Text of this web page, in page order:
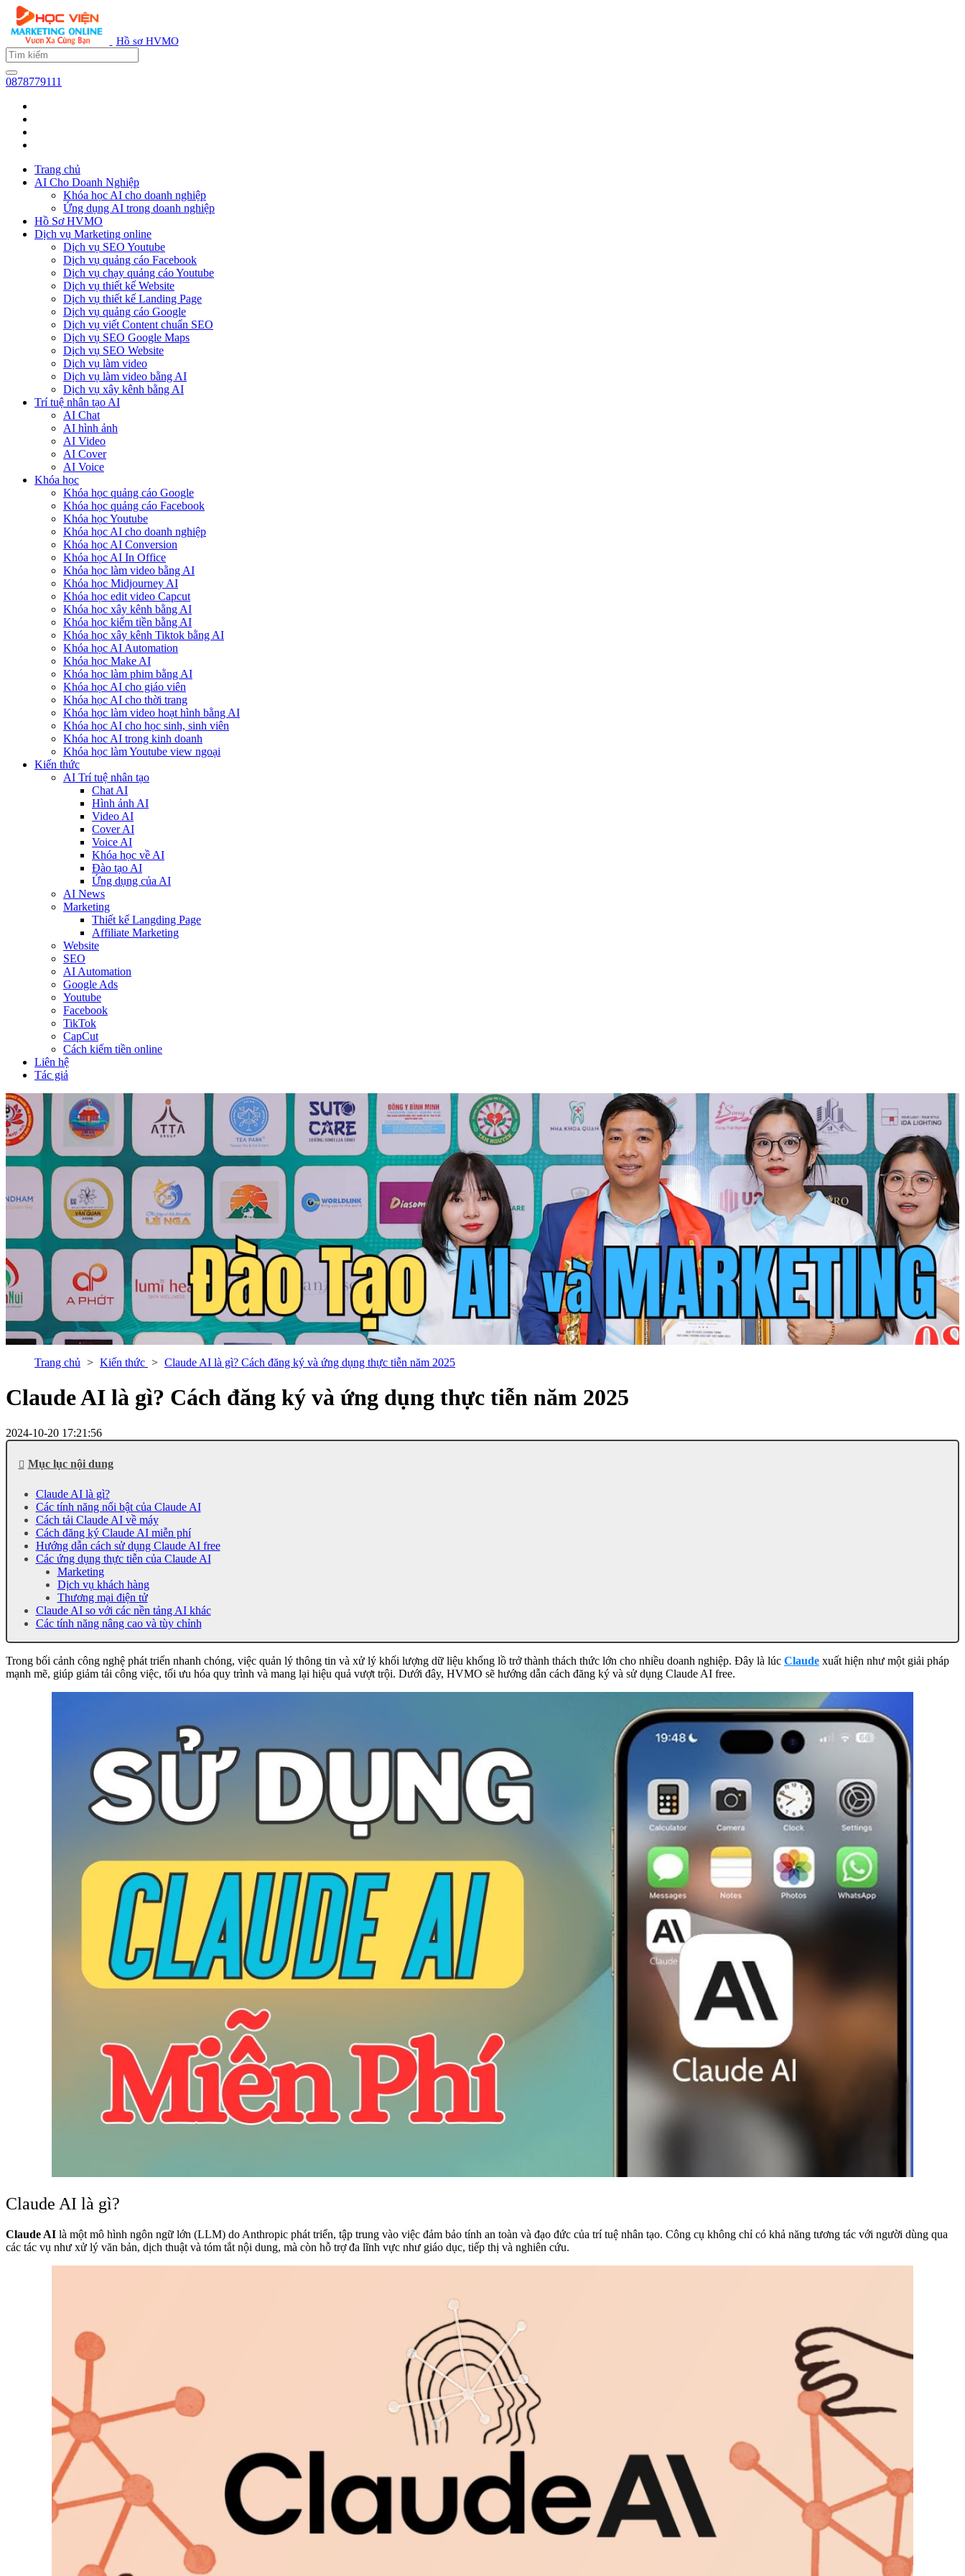
Hồ sơ HVMO
0878779111
Trang chủ
AI Cho Doanh Nghiệp
Khóa học AI cho doanh nghiệp
Ứng dụng AI trong doanh nghiệp
Hồ Sơ HVMO
Dịch vụ Marketing online
Dịch vụ SEO Youtube
Dịch vụ quảng cáo Facebook
Dịch vụ chạy quảng cáo Youtube
Dịch vụ thiết kế Website
Dịch vụ thiết kế Landing Page
Dịch vụ quảng cáo Google
Dịch vụ viết Content chuẩn SEO
Dịch vụ SEO Google Maps
Dịch vụ SEO Website
Dịch vụ làm video
Dịch vụ làm video bằng AI
Dịch vụ xây kênh bằng AI
Trí tuệ nhân tạo AI
AI Chat
AI hình ảnh
AI Video
AI Cover
AI Voice
Khóa học
Khóa học quảng cáo Google
Khóa học quảng cáo Facebook
Khóa học Youtube
Khóa học AI cho doanh nghiệp
Khóa học AI Conversion
Khóa học AI In Office
Khóa học làm video bằng AI
Khóa học Midjourney AI
Khóa học edit video Capcut
Khóa học xây kênh bằng AI
Khóa học kiếm tiền bằng AI
Khóa học xây kênh Tiktok bằng AI
Khóa học AI Automation
Khóa học Make AI
Khóa học làm phim bằng AI
Khóa học AI cho giáo viên
Khóa học AI cho thời trang
Khóa học làm video hoạt hình bằng AI
Khóa học AI cho học sinh, sinh viên
Khóa hoc AI trong kinh doanh
Khóa học làm Youtube view ngoại
Kiến thức
AI Trí tuệ nhân tạo
Chat AI
Hình ảnh AI
Video AI
Cover AI
Voice AI
Khóa học về AI
Đào tạo AI
Ứng dụng của AI
AI News
Marketing
Thiết kế Langding Page
Affiliate Marketing
Website
SEO
AI Automation
Google Ads
Youtube
Facebook
TikTok
CapCut
Cách kiếm tiền online
Liên hệ
Tác giả
Trang chủ Kiến thức Claude AI là gì? Cách đăng ký và ứng dụng thực tiễn năm 2025
Claude AI là gì? Cách đăng ký và ứng dụng thực tiễn năm 2025
2024-10-20 17:21:56
Mục lục nội dung
Claude AI là gì?
Các tính năng nổi bật của Claude AI
Cách tải Claude AI về máy
Cách đăng ký Claude AI miễn phí
Hướng dẫn cách sử dụng Claude AI free
Các ứng dụng thực tiễn của Claude AI
Marketing
Dịch vụ khách hàng
Thương mại điện tử
Claude AI so với các nền tảng AI khác
Các tính năng nâng cao và tùy chỉnh
Trong bối cảnh công nghệ phát triển nhanh chóng, việc quản lý thông tin và xử lý khối lượng dữ liệu khổng lồ trở thành thách thức lớn cho nhiều doanh nghiệp. Đây là lúc Claude xuất hiện như một giải pháp
mạnh mẽ, giúp giảm tải công việc, tối ưu hóa quy trình và mang lại hiệu quả vượt trội. Dưới đây, HVMO sẽ hướng dẫn cách đăng ký và sử dụng Claude AI free.
Claude AI là gì?
Claude AI là một mô hình ngôn ngữ lớn (LLM) do Anthropic phát triển, tập trung vào việc đảm bảo tính an toàn và đạo đức của trí tuệ nhân tạo. Công cụ không chỉ có khả năng tương tác với người dùng qua
các tác vụ như xử lý văn bản, dịch thuật và tóm tắt nội dung, mà còn hỗ trợ đa lĩnh vực như giáo dục, tiếp thị và nghiên cứu.